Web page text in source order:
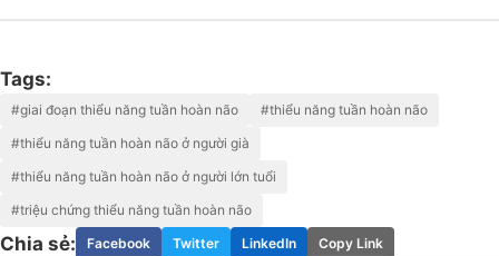
Tags:
#giai đoạn thiểu năng tuần hoàn não
#thiểu năng tuần hoàn não
#thiểu năng tuần hoàn não ở người già
#thiểu năng tuần hoàn não ở người lớn tuổi
#triệu chứng thiểu năng tuần hoàn não
Chia sẻ: Facebook Twitter LinkedIn Copy Link